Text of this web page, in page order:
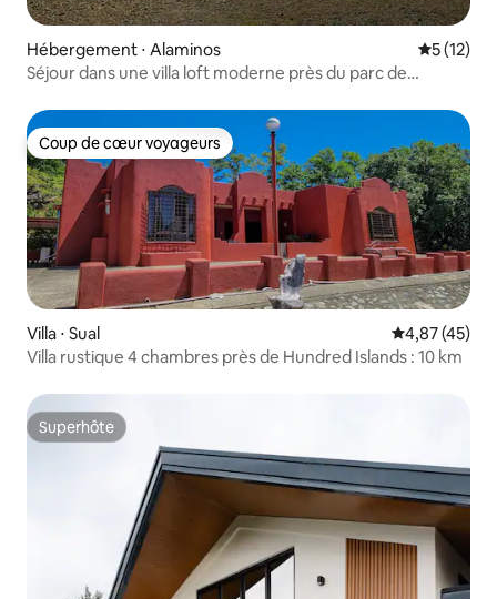
Hébergement ⋅ Alaminos
5 (12)
Séjour dans une villa loft moderne près du parc de
Coup de cœur voyageurs
Coup de cœur voyageurs
Villa ⋅ Sual Évaluation
4,87 (45)
Villa rustique 4 chambres près de Hundred Islands : 10 km
Superhôte
Superhôte